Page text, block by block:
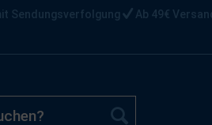
Sendungsverfolgung Ab 49€